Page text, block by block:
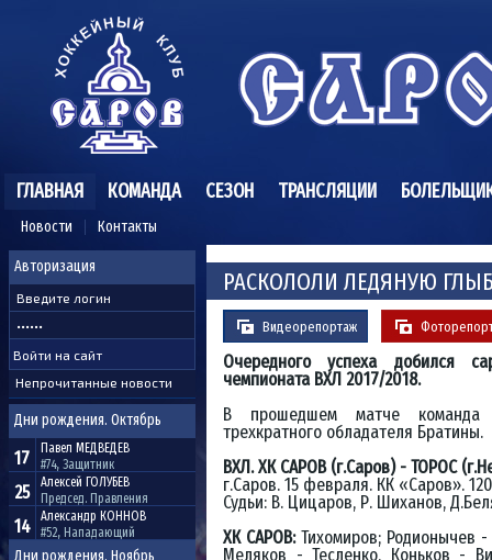
ГЛАВНАЯ
Новости Контакты
КОМАНДА СЕЗОН ТРАНСЛЯЦИИ
Авторизация
Непрочитанные новости
Дни рождения. Октябрь
17 Павел МЕДВЕДЕВ
#74, Защитник
25 Алексей ГОЛУБЕВ
Председ. Правления
14 Александр КОННОВ
#52, Нападающий
Дни рождения. Ноябрь
РАСКОЛОЛИ ЛЕДЯНУЮ
Видеорепортаж
Очередного успеха добился
чемпионата ВХЛ 2017/2018.
В прошедшем матче команда
трехкратного обладателя Братины.
ВХЛ. ХК САРОВ (г.Саров) - ТОРОС
г.Саров. 15 февраля. КК «Саров».
Судьи: В. Цицаров, Р. Шиханов,
ХК САРОВ:Тихомиров; Родионычев
Меляков - Тесленко, Коньков -